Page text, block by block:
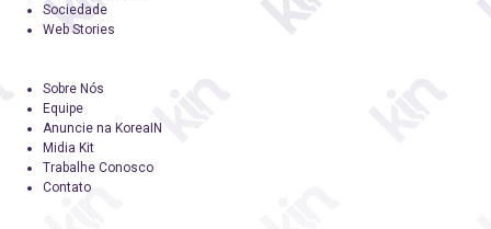
Sociedade
Web Stories
Sobre Nós
Equipe
Anuncie na KoreaIN
Midia Kit
Trabalhe Conosco
Contato